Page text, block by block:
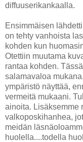
diffuuserikankaalla.
Ensimmäisen
on tehty vanhoista
kohden kun
Otettiin muutama
rantaa kohden.
salamavaloa
ympäristö näyttää,
vermeitä mukaani.
ainoita. Lisäksemme
valkoposkihanhea,
meidän
huolella....todella